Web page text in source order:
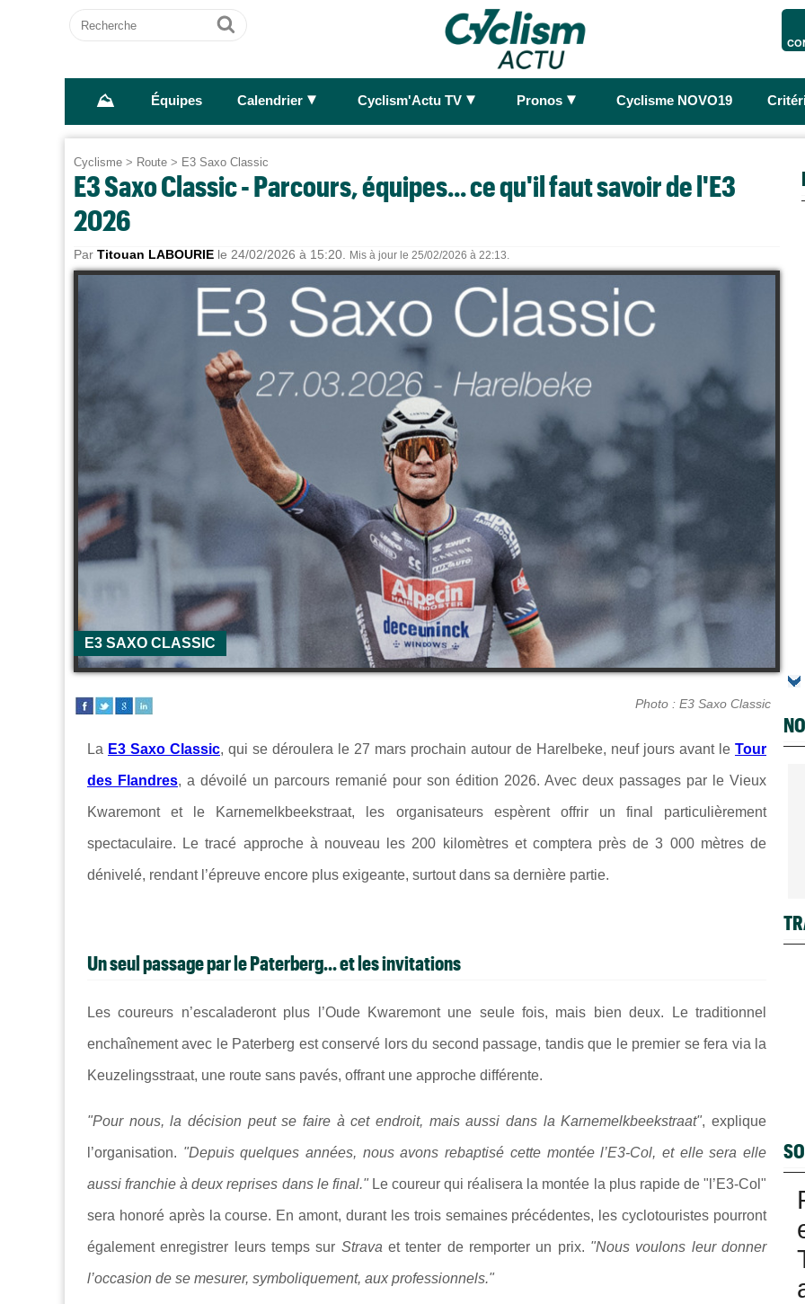
Recherche
Ok
⛰ Équipes Calendrier ► Cyclism'Actu TV ► Pronos ► Cyclisme NOVO19
Cyclisme > Route > E3 Saxo Classic
E3 Saxo Classic - Parcours, équipes... ce qu'il faut savoir de l'E3
2026
Par Titouan LABOURIE le 24/02/2026 à 15:20. Mis à jour le 25/02/2026 à 22:13.
E3 SAXO CLASSIC
Photo : E3 Saxo Classic
La E3 Saxo Classic, qui se déroulera le 27 mars prochain autour de Harelbeke, neuf jours avant le Tour
des Flandres, a dévoilé un parcours remanié pour son édition 2026. Avec deux passages par le Vieux
Kwaremont et le Karnemelkbeekstraat, les organisateurs espèrent offrir un final particulièrement
spectaculaire. Le tracé approche à nouveau les 200 kilomètres et comptera près de 3 000 mètres de
dénivelé, rendant l’épreuve encore plus exigeante, surtout dans sa dernière partie.
Un seul passage par le Paterberg... et les invitations
Les coureurs n’escaladeront plus l’Oude Kwaremont une seule fois, mais bien deux. Le traditionnel
enchaînement avec le Paterberg est conservé lors du second passage, tandis que le premier se fera via la
Keuzelingsstraat, une route sans pavés, offrant une approche différente.
"Pour nous, la décision peut se faire à cet endroit, mais aussi dans la Karnemelkbeekstraat", explique
l’organisation. "Depuis quelques années, nous avons rebaptisé cette montée l’E3-Col, et elle sera elle
aussi franchie à deux reprises dans le final." Le coureur qui réalisera la montée la plus rapide de "l’E3-Col"
sera honoré après la course. En amont, durant les trois semaines précédentes, les cyclotouristes pourront
également enregistrer leurs temps sur Stravaet tenter de remporter un prix. "Nous voulons leur donner
l’occasion de se mesurer, symboliquement, aux professionnels."